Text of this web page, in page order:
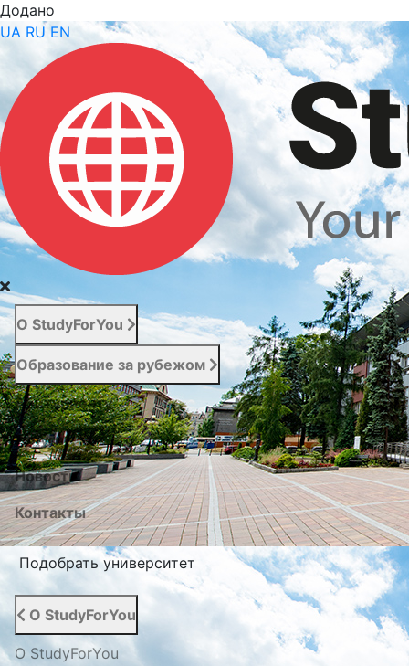
Додано
UA RU EN
О StudyForYou
Образование за рубежом
Абитуриенту
Услуги
Новости
Контакты
Подобрать университет
О StudyForYou
О StudyForYou